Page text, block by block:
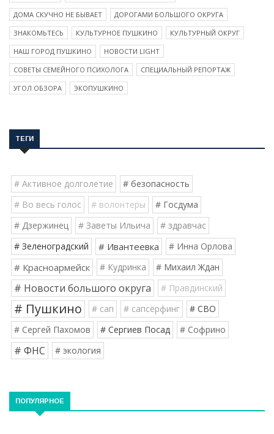
ДОМА СКУЧНО НЕ БЫВАЕТ
ДОРОГАМИ БОЛЬШОГО ОКРУГА
ЗНАКОМЬТЕСЬ
КУЛЬТУРНОЕ ПУШКИНО
КУЛЬТУРНЫЙ ОКРУГ
НАШ ГОРОД ПУШКИНО
НОВОСТИ LIGHT
СОВЕТЫ СЕМЕЙНОГО ПСИХОЛОГА
СПЕЦИАЛЬНЫЙ РЕПОРТАЖ
УГОЛ ОБЗОРА
ЭКОПУШКИНО
ТЕГИ
# Активное долголетие
# безопасность
# Во весь голос
# волонтеры
# Госдума
# Дзержинец
# Заветы Ильича
# здравчас
# Зеленоградский
# Ивантеевка # Инна Орлова
# Красноармейск # Кудринка # Михаил Ждан
# Новости большого округа # Правдинский
# Пушкино # сап # сапсёрфинг
# СВО
# Сергей Пахомов
# Сергиев Посад # Софрино
# ФНС # экология
ПОПУЛЯРНОЕ